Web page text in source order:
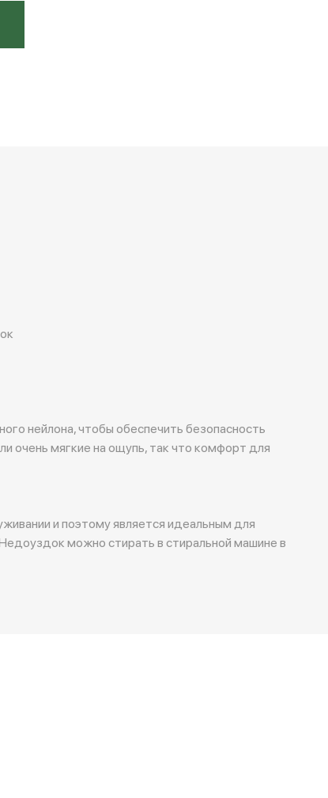
нейлона, чтобы обеспечить безопасность
очень мягкие на ощупь, так что комфорт для
и поэтому является идеальным для
можно стирать в стиральной машине в